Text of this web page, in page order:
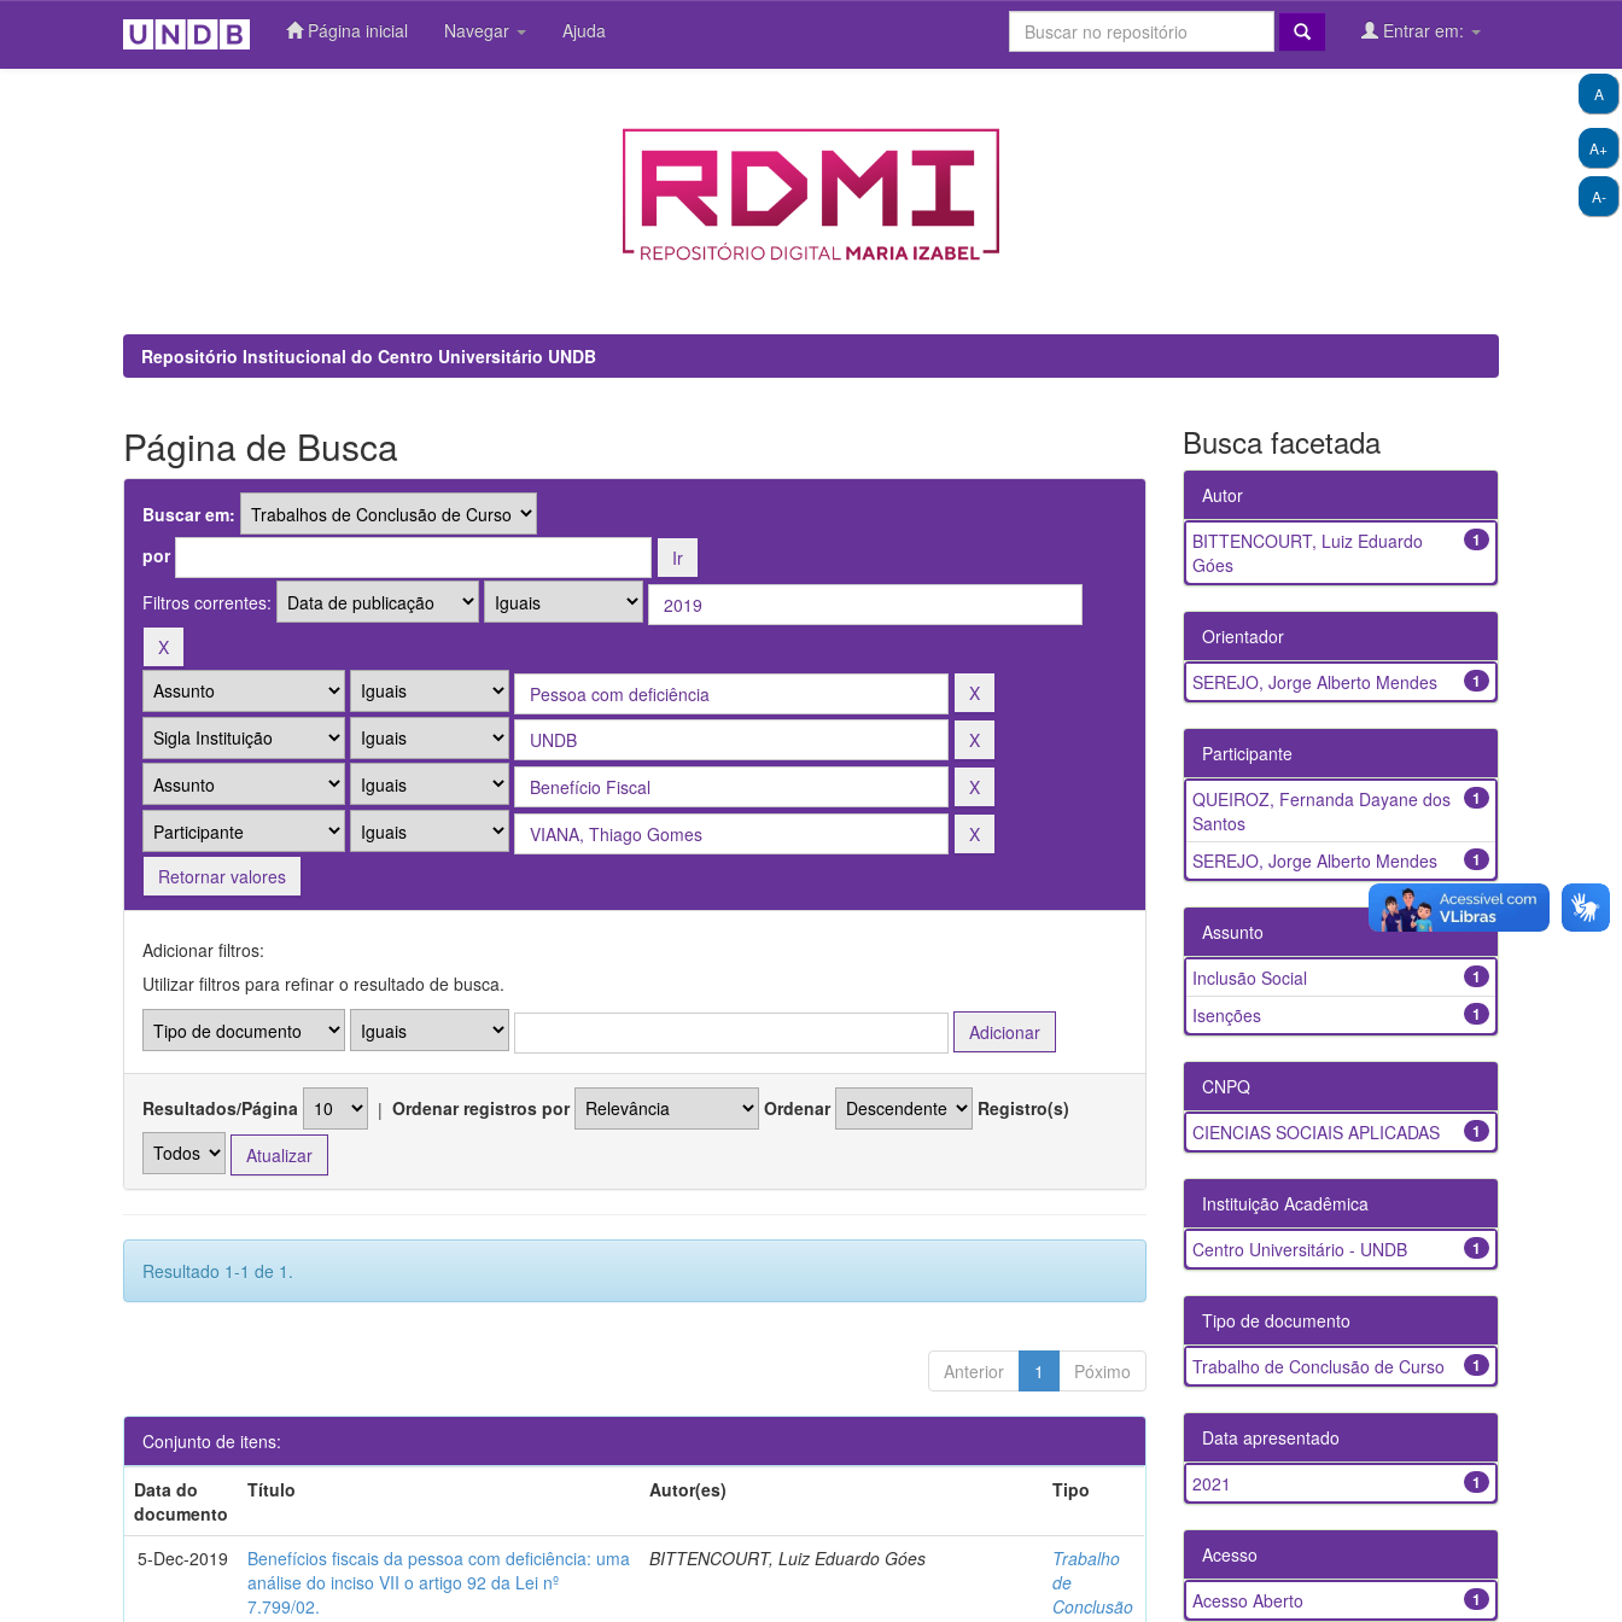
Página inicial Navegar Ajuda Entrar em:
A+
A-
A
Repositório Institucional do Centro Universitário UNDB
Página de Busca
Buscar em:
por
Filtros correntes:
Retornar valores
Adicionar filtros:
Utilizar filtros para refinar o resultado de busca.
Resultados/Página | Ordenar registros por Ordenar Registro(s)
Resultado 1-1 de 1.
Anterior 1 Póximo
Conjunto de itens:
Data do
documento
Título Autor(es) Tipo
5-Dec-2019
Benefícios fiscais da pessoa com deficiência: uma
análise do inciso VII o artigo 92 da Lei nº
7.799/02.
BITTENCOURT, Luiz Eduardo Góes
Trabalho
de
Conclusão
Busca facetada
Autor
1
BITTENCOURT, Luiz Eduardo
Góes
Orientador
1
SEREJO, Jorge Alberto Mendes
Participante
1
QUEIROZ, Fernanda Dayane dos
Santos
1
SEREJO, Jorge Alberto Mendes
Assunto
1
Inclusão Social
1
Isenções
CNPQ
1
CIENCIAS SOCIAIS APLICADAS
Instituição Acadêmica
1
Centro Universitário - UNDB
Tipo de documento
1
Trabalho de Conclusão de Curso
Data apresentado
1
2021
Acesso
1
Acesso Aberto